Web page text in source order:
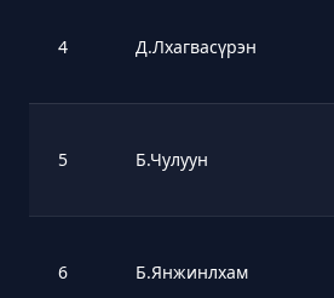
4 Д.Лхагвасүрэн
5 Б.Чулуун
6 Б.Янжинлхам